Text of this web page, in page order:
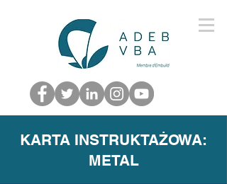
KARTA INSTRUKTAŻOWA:
METAL